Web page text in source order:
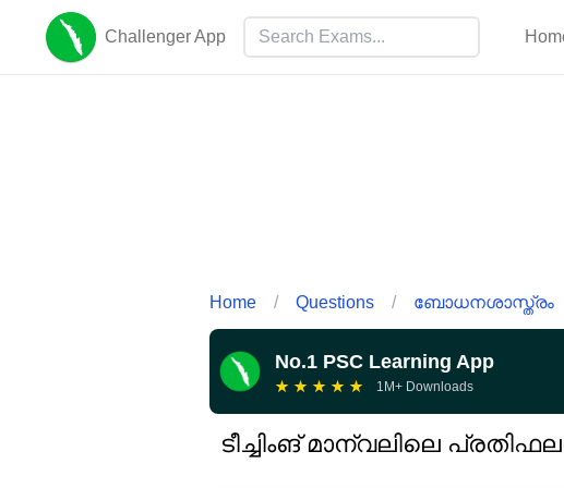
Challenger App
Home / Questions / ബോധനശാസ്ത്രം
No.1 PSC Learning App
★ ★ ★ ★ ★ 1M+ Downloads
ടീച്ചിംങ് മാന്വലിലെ